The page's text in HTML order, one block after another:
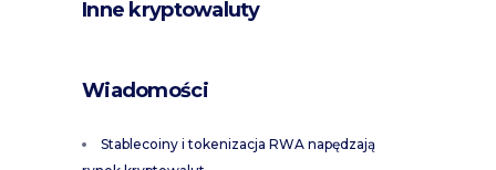
Inne kryptowaluty
Wiadomości
Stablecoiny i tokenizacja RWA napędzają